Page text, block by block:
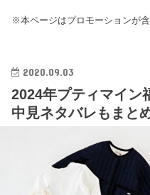
※本ページはプロモーションが
2020.09.03
2024年プティマイン
中見ネタバレもまと